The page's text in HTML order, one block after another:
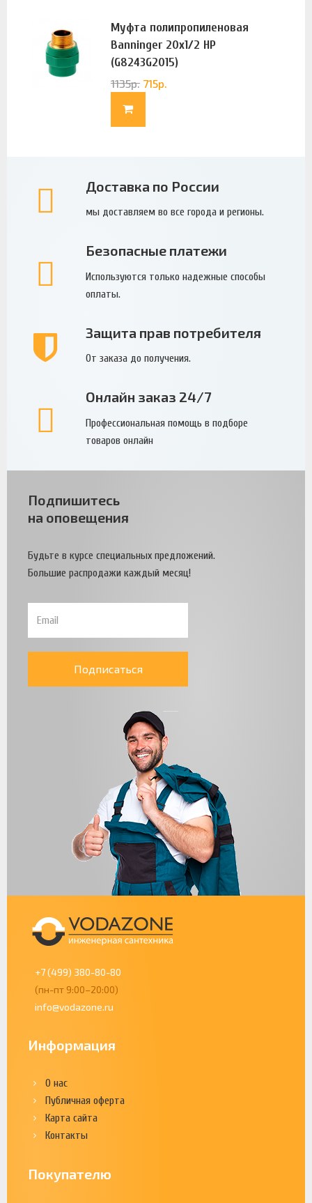
Муфта полипропиленовая
Banninger 20х1/2 НР
(G8243G2015)
1135р. 715р.
Доставка по России
мы доставляем во все города и регионы.
Безопасные платежи
Используются только надежные способы
оплаты.
Защита прав потребителя
От заказа до получения.
Онлайн заказ 24/7
Профессиональная помощь в подборе
товаров онлайн
Подпишитесь
на оповещения
Будьте в курсе специальных предложений.
Большие распродажи каждый месяц!
Подписаться
+7 (499) 380-80-80
(пн-пт 9:00–20:00)
info@vodazone.ru
Информация
О нас
Публичная оферта
Карта сайта
Контакты
Покупателю